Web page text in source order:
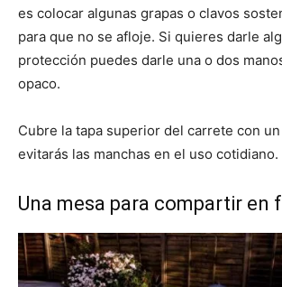
es colocar algunas grapas o clavos
para que no se afloje. Si quieres darle
protección puedes darle una o dos
opaco.
Cubre la tapa superior del carrete con
evitarás las manchas en el uso cotidiano.
Una mesa para compartir en